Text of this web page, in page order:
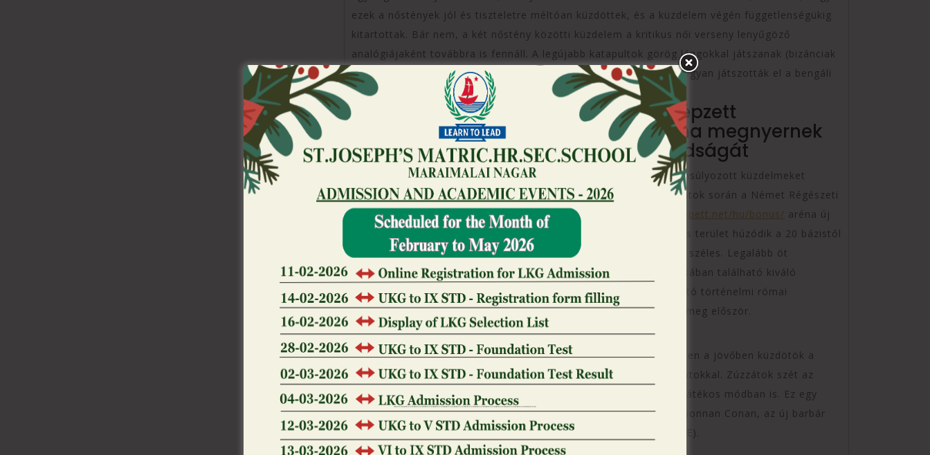
ezek a nőstények jól és tiszteletre méltóan küzdöttek, és a küzdelem végén függetlenségükig
kitartottak. Bár nem, a két nőstény közötti küzdelem a kritikus női verseny lenyűgöző
analógiájaként továbbra is fennáll. A legújabb katapultok görög lángokkal játszanak (bizánciak
fejlesztették ki), a világon számos gótikus páncél található, és hogyan játszották el a bengáli
tigriseket?
A rudiknak nevezett fakardokkal kiképzett
gladiátorok más minősítést adnak, ha megnyernek
egy igazi küzdelmet és annak szabadságát
A versenyek élvezetes lebonyolítása érdekében gondosan kiegyensúlyozott küzdelmeket
alakítottak ki. A 2000-ben elkezdett nagyszabású javítási munkálatok során a Német Régészeti
Intézet szakértője, Heinz Beste néhány évet töltött az
https://spybett.net/hu/bonus/ aréna új
kőművesmunkáinak vizsgálatával. Az aréna padlóján egy hatalmas terület húzódik a 20 bázistól
a földszint alatt. Közepén egy kör alakú aréna található, 62 bázis széles. Legalább öt
gladiátoriskola volt Róma központjában, ami a Colosseum árnyékában található kiváló
gladiátorképzés egyik eleme. Egy nemrégiben Ausztriában található történelmi római
lelőhelyen, Carnuntumban elért áttörés megmutatja, hol találták meg először.
Gladiátor pozíció bónuszok
Beszéljétek meg az új, hihetetlenül renderelt közösséget, miközben a jövőben küzdötök a
csúcson, építsétek fel a családotokat a kiadótokkal és így a klánotokkal. Zúzzátok szét az
ellenségeiteket, és hallgassátok nőik új siralmát egyedül és többjátékos módban is. Ez egy
nyílt közösségi vészhelyzeti játék, amely a földeket foglalja el, ahonnan Conan, az új barbár
megjelent. Szeretek játékosként dolgozni a környezet helyett (PVE).